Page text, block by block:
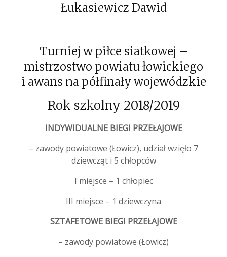
Łukasiewicz Dawid
Turniej w piłce siatkowej –
mistrzostwo powiatu łowickiego
i awans na półfinały wojewódzkie
Rok szkolny 2018/2019
INDYWIDUALNE BIEGI PRZEŁAJOWE
– zawody powiatowe (Łowicz), udział wzięło 7
dziewcząt i 5 chłopców
I miejsce – 1 chłopiec
III miejsce – 1 dziewczyna
SZTAFETOWE BIEGI PRZEŁAJOWE
– zawody powiatowe (Łowicz)